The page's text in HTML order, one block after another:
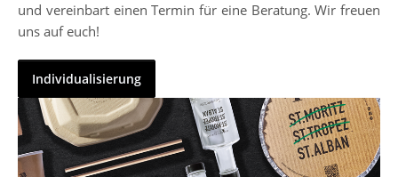
und vereinbart einen Termin für eine Beratung. Wir freuen
uns auf euch!
Individualisierung